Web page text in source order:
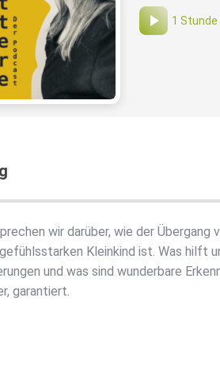
1
wir darüber, wie der Übergang
Kleinkind ist. Was hilft
und was sind wunderbare
garantiert.